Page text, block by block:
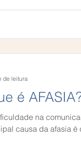
com a seguinte
é
na
causa da afasia é
de leitura